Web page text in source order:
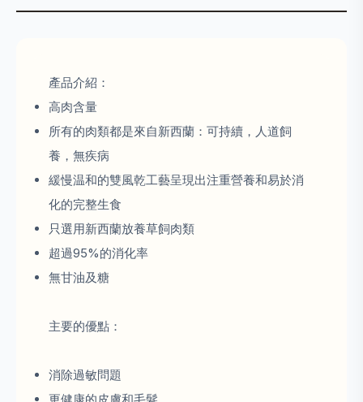
產品介紹：
高肉含量
所有的肉類都是來自新西蘭：可持續，人道飼
養，無疾病
緩慢温和的雙風乾工藝呈現出注重營養和易於消
化的完整生食
只選用新西蘭放養草飼肉類
超過95%的消化率
無甘油及糖
主要的優點：
消除過敏問題